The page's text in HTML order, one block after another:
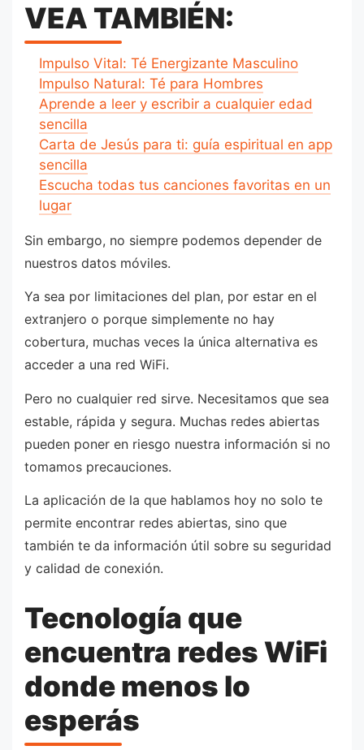
VEA TAMBIÉN:
Impulso Vital: Té Energizante Masculino
Impulso Natural: Té para Hombres
Aprende a leer y escribir a cualquier edad
sencilla
Carta de Jesús para ti: guía espiritual en app
sencilla
Escucha todas tus canciones favoritas en un
lugar
Sin embargo, no siempre podemos depender de
nuestros datos móviles.
Ya sea por limitaciones del plan, por estar en el
extranjero o porque simplemente no hay
cobertura, muchas veces la única alternativa es
acceder a una red WiFi.
Pero no cualquier red sirve. Necesitamos que sea
estable, rápida y segura. Muchas redes abiertas
pueden poner en riesgo nuestra información si no
tomamos precauciones.
La aplicación de la que hablamos hoy no solo te
permite encontrar redes abiertas, sino que
también te da información útil sobre su seguridad
y calidad de conexión.
Tecnología que
encuentra redes WiFi
donde menos lo
esperás